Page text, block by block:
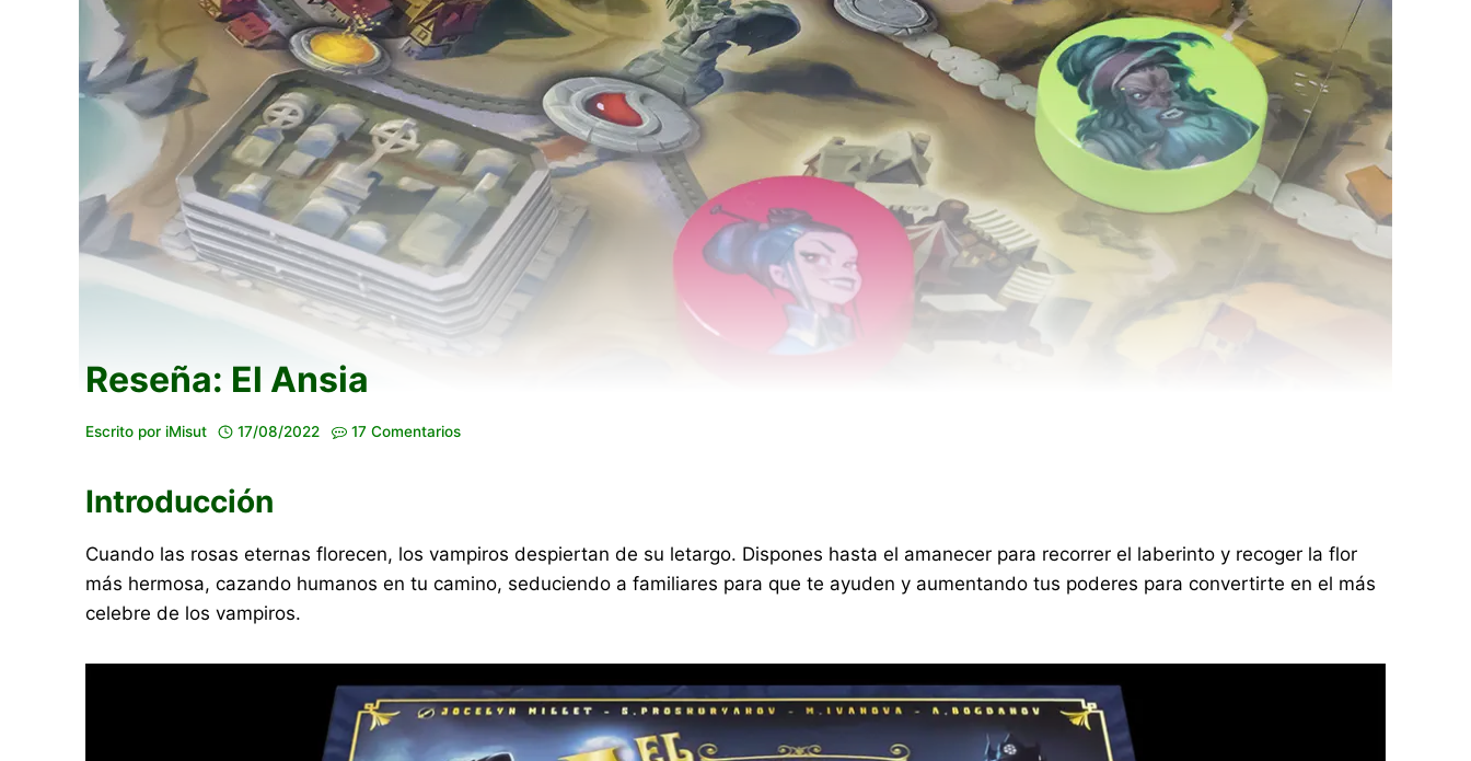
Reseña: El Ansia
Escrito por iMisut 17/08/2022 17 Comentarios
Introducción
Cuando las rosas eternas florecen, los vampiros despiertan de su letargo. Dispones hasta el amanecer para recorrer el laberinto y recoger la flor
más hermosa, cazando humanos en tu camino, seduciendo a familiares para que te ayuden y aumentando tus poderes para convertirte en el más
celebre de los vampiros.